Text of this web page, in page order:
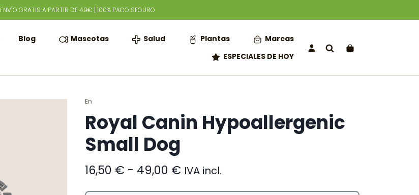
ENVÍO GRATIS A PARTIR DE 49€ | 100% PAGO SEGURO
Blog Mascotas Salud Plantas
Marcas
ESPECIALES DE HOY
En
Royal Canin Hypoallergenic
Small Dog
16,50 € - 49,00 € Rango
IVA incl.